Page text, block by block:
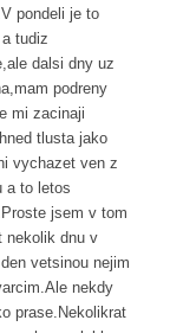
pondeli je to
tudiz
dalsi dny uz
podreny
mi zacinaji
tlusta jako
vychazet ven z
a to letos
jsem v tom
nekolik dnu v
vetsinou nejim
nekdy
prase.Nekolikrat